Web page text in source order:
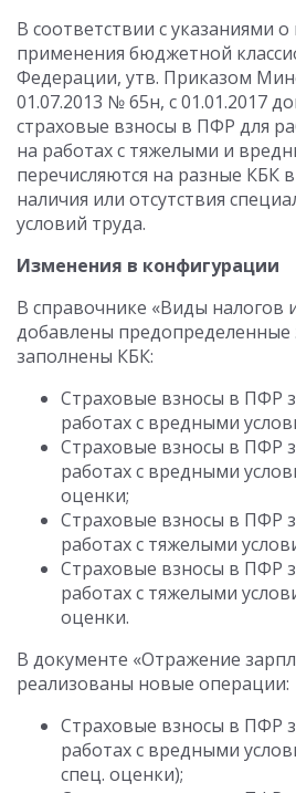
В соответствии с указаниями о
применения бюджетной
Федерации, утв. Приказом
01.07.2013 № 65н, с 01.01.2017
страховые взносы в ПФР для
на работах с тяжелыми и
перечисляются на разные КБК
наличия или отсутствия
условий труда.
Изменения в конфигурации
В справочнике «Виды налогов
добавлены предопределенные
заполнены КБК:
Страховые взносы в ПФР
работах с вредными
Страховые взносы в ПФР
работах с вредными
оценки;
Страховые взносы в ПФР
работах с тяжелыми
Страховые взносы в ПФР
работах с тяжелыми
оценки.
В документе «Отражение
реализованы новые операции:
Страховые взносы в ПФР
работах с вредными
спец. оценки);